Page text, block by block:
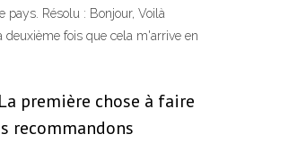
pays. Résolu : Bonjour, Voilà
fois que cela m'arrive en
première chose à faire
recommandons